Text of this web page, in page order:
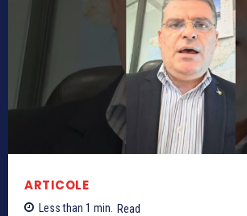
ARTICOLE
Less than 1 min. Read